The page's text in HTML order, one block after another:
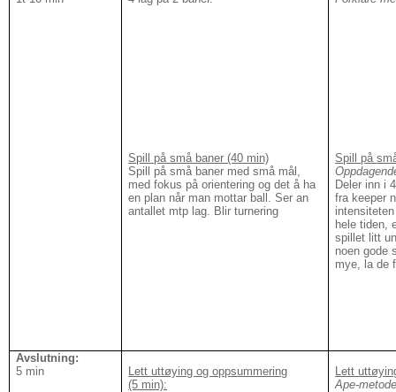
Spill på små baner (40 min)
Spill på små baner med små mål,
med fokus på orientering og det å ha
en plan når man mottar ball. Ser an
antallet mtp lag. Blir turnering
Spill på
Deler inn i
fra keeper
hele tiden,
spillet litt
noen gode
mye, la
Avslutning:
5 min
Lett uttøying og oppsummering
(5 min):
Lett
Ape-